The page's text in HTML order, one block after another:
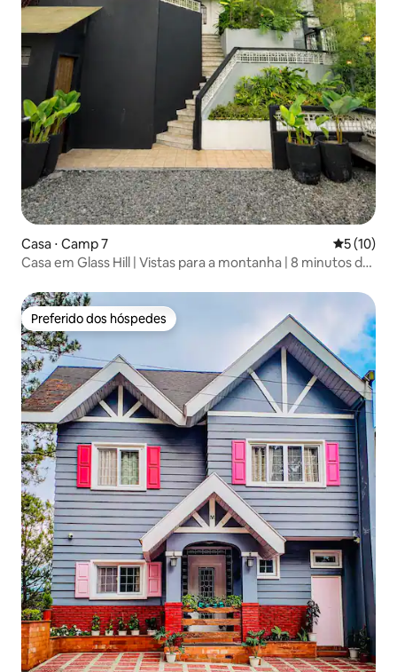
Casa ⋅ Camp 7 5 de uma
5 (10)
Casa em Glass Hill | Vistas para a montanha | 8 minutos da
Preferido dos hóspedes
Preferido dos hóspedes